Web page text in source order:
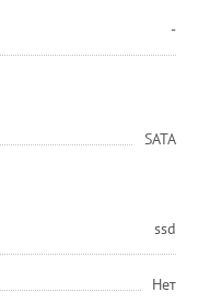
-
SATA
ssd
Нет